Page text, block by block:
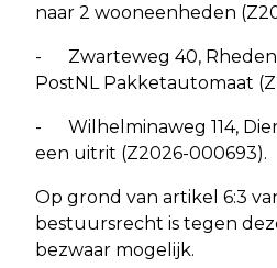
naar 2 wooneenheden
- Zwarteweg 40,
PostNL Pakketautomaat
- Wilhelminaweg 114,
een uitrit (Z2026-000693).
Op grond van artikel 6:3
bestuursrecht is tegen
bezwaar mogelijk.